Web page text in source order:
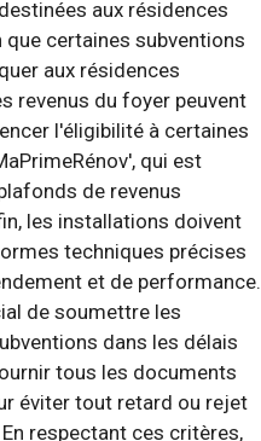
aux résidences
que certaines subventions
aux résidences
revenus du foyer peuvent
l'éligibilité à certaines
qui est
de revenus
les installations doivent
techniques précises
et de performance.
de soumettre les
dans les délais
tous les documents
éviter tout retard ou rejet
respectant ces critères,